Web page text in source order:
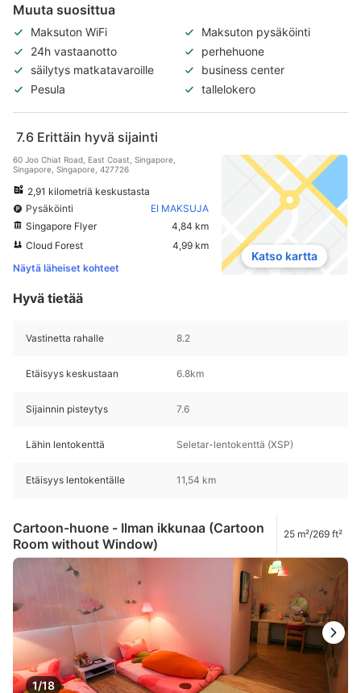
Muuta suosittua
Maksuton WiFi
Maksuton pysäköinti
24h vastaanotto
perhehuone
säilytys matkatavaroille
business center
Pesula
tallelokero
7.6 Erittäin hyvä sijainti
60 Joo Chiat Road, East Coast, Singapore,
Singapore, Singapore, 427726
2,91 kilometriä keskustasta
Pysäköinti
EI MAKSUJA
Singapore Flyer
4,84 km
Cloud Forest
4,99 km
Näytä läheiset kohteet
Katso kartta
Hyvä tietää
Vastinetta rahalle 8.2
Etäisyys keskustaan 6.8km
Sijainnin pisteytys 7.6
Lähin lentokenttä Seletar-lentokenttä (XSP)
Etäisyys lentokentälle 11,54 km
Cartoon-huone - Ilman ikkunaa (Cartoon
Room without Window)
25 m²/269 ft²
1/18